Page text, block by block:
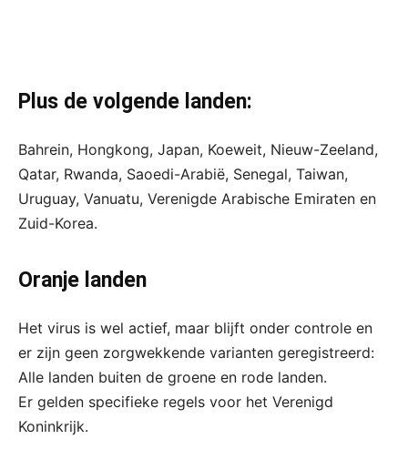
Plus de volgende landen:
Bahrein, Hongkong, Japan, Koeweit, Nieuw-Zeeland,
Qatar, Rwanda, Saoedi-Arabië, Senegal, Taiwan,
Uruguay, Vanuatu, Verenigde Arabische Emiraten en
Zuid-Korea.
Oranje landen
Het virus is wel actief, maar blijft onder controle en
er zijn geen zorgwekkende varianten geregistreerd:
Alle landen buiten de groene en rode landen.
Er gelden specifieke regels voor het Verenigd
Koninkrijk.